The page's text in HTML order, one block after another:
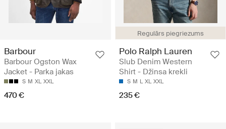
Barbour
Barbour Ogston Wax
Jacket - Parka jakas
S M XL XXL
470 €
Regulārs piegriezums
Polo Ralph Lauren
Slub Denim Western
Shirt - Džinsa krekli
S M L XL XXL
235 €